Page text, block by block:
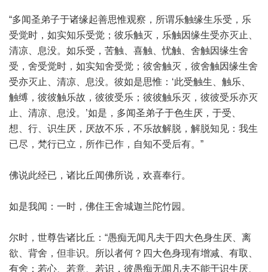
“多闻圣弟子于诸缘起善思惟观察，所谓乐触缘生乐受，乐
受觉时，如实知乐受觉；彼乐触灭，乐触因缘生受亦灭止、
清凉、息没。如乐受，苦触、喜触、忧触、舍触因缘生舍
受，舍受觉时，如实知舍受觉；彼舍触灭，彼舍触因缘生舍
受亦灭止、清凉、息没。彼如是思惟：‘此受触生、触乐、
触缚，彼彼触乐故，彼彼受乐；彼彼触乐灭，彼彼受乐亦灭
止、清凉、息没。’如是，多闻圣弟子于色生厌，于受、
想、行、识生厌，厌故不乐，不乐故解脱，解脱知见：我生
已尽，梵行已立，所作已作，自知不受后有。”
佛说此经已，诸比丘闻佛所说，欢喜奉行。
如是我闻：一时，佛住王舍城迦兰陀竹园。
尔时，世尊告诸比丘：“愚痴无闻凡夫于四大色身生厌、离
欲、背舍，但非识。所以者何？四大色身现有增减、有取、
有舍；若心、若意、若识，彼愚痴无闻凡夫不能于识生厌、